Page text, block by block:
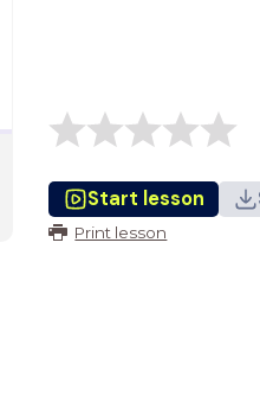
Start lesson
Print lesson